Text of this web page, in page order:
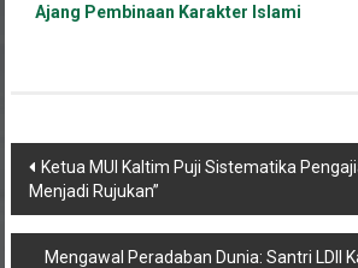
Ajang Pembinaan Karakter Islami
Navigasi
pos
Ketua MUI Kaltim Puji Sistematika
Menjadi Rujukan”
Mengawal Peradaban Dunia: Santri LDII